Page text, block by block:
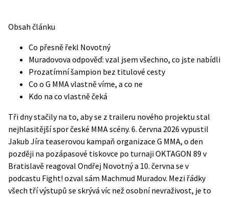
Obsah článku
Co přesně řekl Novotný
Muradovova odpověď: vzal jsem všechno, co jste nabídli
Prozatímní šampion bez titulové cesty
Co o G MMA vlastně víme, a co ne
Kdo na co vlastně čeká
Tři dny stačily na to, aby se z traileru nového projektu stal
nejhlasitější spor české MMA scény. 6. června 2026 vypustil
Jakub Jíra teaserovou kampaň organizace G MMA, o den
později na pozápasové tiskovce po turnaji OKTAGON 89 v
Bratislavě reagoval Ondřej Novotný a 10. června se v
podcastu Fight! ozval sám Machmud Muradov. Mezi řádky
všech tří výstupů se skrývá víc než osobní nevraživost, je to